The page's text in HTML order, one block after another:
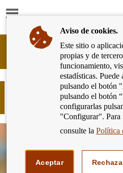
Mostrar
Cliente
Bancario
Banco
España
Eurosistema,
Autónomo, puedes
de tus facturas
Aviso de cookies.
Este sitio o
propias y de
funcionamiento,
estadísticas. Puede
pulsando el botón
pulsando el botón
configurarlas
"Configurar". Para
consulte laPolítica
Aceptar